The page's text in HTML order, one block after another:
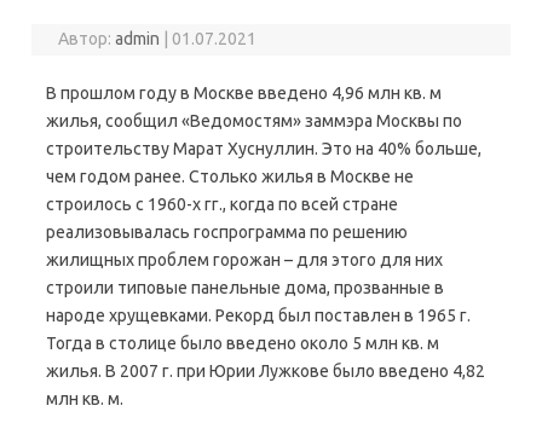
Автор:admin 01.07.2021
В прошлом году в Москве введено 4,96 млн кв. м
жилья, сообщил «Ведомостям» заммэра Москвы по
строительству Марат Хуснуллин. Это на 40% больше,
чем годом ранее. Столько жилья в Москве не
строилось с 1960-х гг., когда по всей стране
реализовывалась госпрограмма по решению
жилищных проблем горожан – для этого для них
строили типовые панельные дома, прозванные в
народе хрущевками. Рекорд был поставлен в 1965 г.
Тогда в столице было введено около 5 млн кв. м
жилья. В 2007 г. при Юрии Лужкове было введено 4,82
млн кв. м.